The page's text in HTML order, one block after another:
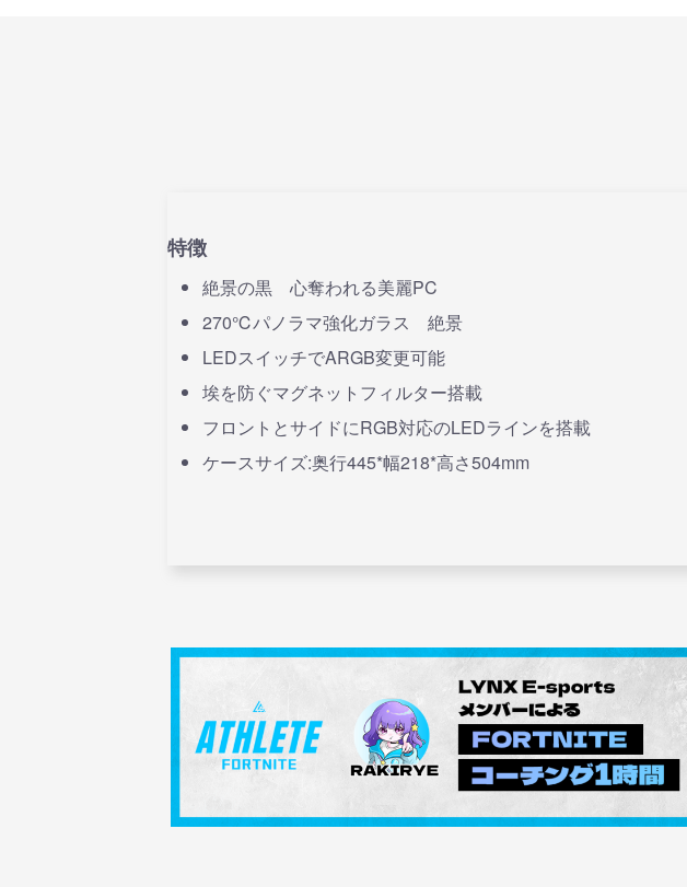
特徴
絶景の黒 心奪われる美麗PC
270℃パノラマ強化ガラス 絶景
LEDスイッチでARGB変更可能
埃を防ぐマグネットフィルター搭載
フロントとサイドにRGB対応のLEDラインを搭載
ケースサイズ:奥行445*幅218*高さ504mm